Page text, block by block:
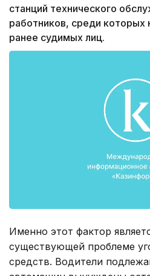
станций технического
работников, среди которых
ранее судимых лиц.
Именно этот фактор
существующей проблеме
средств. Водители